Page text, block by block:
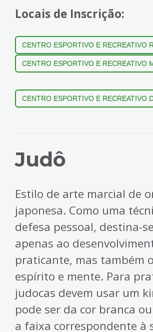
Locais de Inscrição:
CENTRO ESPORTIVO E RECREATIVO
CENTRO ESPORTIVO E RECREATIVO
CENTRO ESPORTIVO E RECREATIVO
Judô
Estilo de arte marcial de
japonesa. Como uma
defesa pessoal, destina-
apenas ao
praticante, mas também
espírito e mente. Para
judocas devem usar um
pode ser da cor branca
a faixa correspondente à